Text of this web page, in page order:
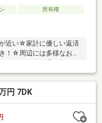
所有権
近い☆家計に優しい返済
！☆周辺には多様なお店
さい。０２３－６７３－
円 7DK